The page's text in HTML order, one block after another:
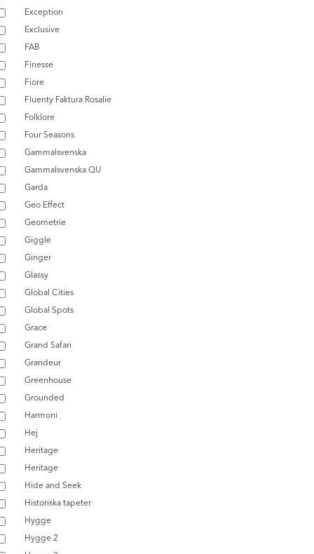
Exception
Exclusive
FAB
Finesse
Fiore
Fluenty Faktura Rosalie
Folklore
Four Seasons
Gammalsvenska
Gammalsvenska QU
Garda
Geo Effect
Geometrie
Giggle
Ginger
Glassy
Global Cities
Global Spots
Grace
Grand Safari
Grandeur
Greenhouse
Grounded
Harmoni
Hej
Heritage
Heritage
Hide and Seek
Historiska tapeter
Hygge
Hygge 2